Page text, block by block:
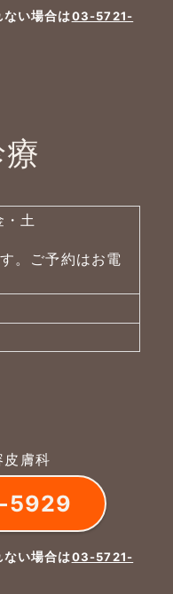
い場合は03-5721-
・土
。ご予約はお電
皮膚科
5929
い場合は03-5721-